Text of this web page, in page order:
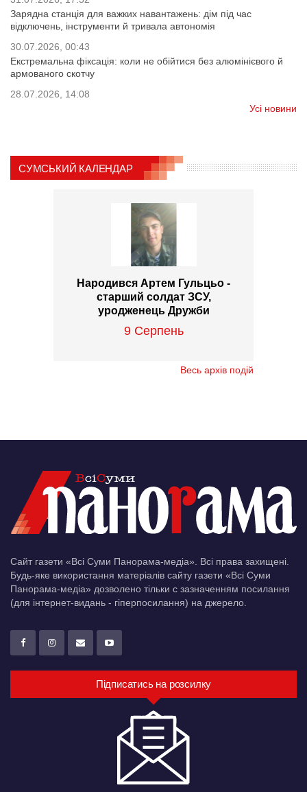
Зарядна станція для важких навантажень: дім під час
відключень, інструменти й тривала автономія
30.07.2026, 00:43
Екстремальна фіксація: коли не обійтися без алюмінієвого й
армованого скотчу
28.07.2026, 14:08
Усі новини
СУМСЬКИЙ КАЛЕНДАР
Народився Артем Гульцьо -
старший солдат ЗСУ,
уродженець Дружби
9 Серпень
Весь архів подій
Сайт газети «Всі Суми Панорама-медіа». Всі права захищені.
Будь-яке використання матеріалів сайту газети «Всі Суми
Панорама-медіа» дозволено тільки c зазначенням посилання
(для інтернет-видань - гіперпосилання) на джерело.
Підписатись на розсилку